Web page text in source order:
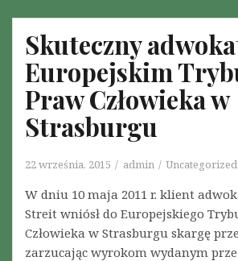
Skuteczny
Europejskim
Praw Człowieka w
Strasburgu
22 września, 2015 admin Uncategorized
W dniu 10 maja 2011 r. klient
Streit wniósł do Europejskiego
Człowieka w Strasburgu skargę
zarzucając wyrokom wydanym